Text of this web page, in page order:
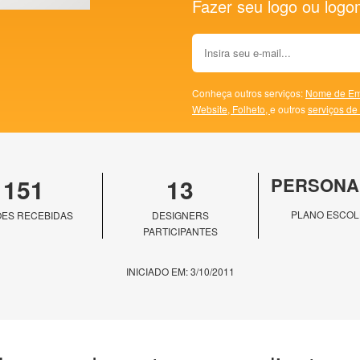
Fazer seu logo ou
Conheça outros serviços: Nome de
Website, Folheto, e outrosserviços
151
RECEBIDAS
13
DESIGNERS
PARTICIPANTES
PLANO
INICIADO EM: 3/10/2011